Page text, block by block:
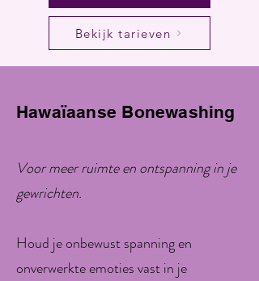
Bekijk tarieven
Hawaïaanse Bonewashing
Voor meer ruimte en ontspanning in je
gewrichten.
Houd je onbewust spanning en
onverwerkte emoties vast in je